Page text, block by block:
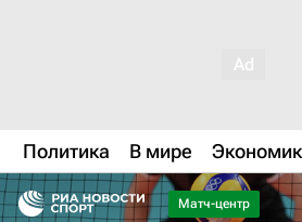
Политика В мире
Матч-центр